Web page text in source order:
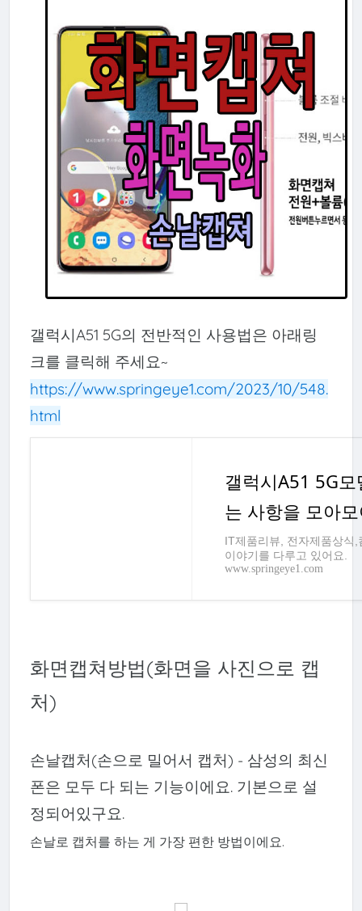
갤럭시A51 5G의 전반적인 사용법은 아래링
크를 클릭해 주세요~
https://www.springeye1.com/2023/10/548.
html
갤럭시A51 5G
는 사항을 모아
IT제품리뷰, 전자제품상식
이야기를 다루고 있어요.
www.springeye1.com
화면캡쳐방법(화면을 사진으로 캡
처)
손날캡처(손으로 밀어서 캡처) - 삼성의 최신
폰은 모두 다 되는 기능이에요. 기본으로 설
정되어있구요.
손날로 캡처를 하는 게 가장 편한 방법이에요.